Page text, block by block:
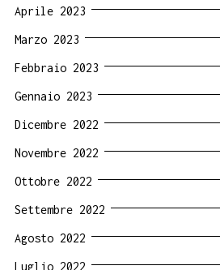
Aprile 2023
Marzo 2023
Febbraio 2023
Gennaio 2023
Dicembre 2022
Novembre 2022
Ottobre 2022
Settembre 2022
Agosto 2022
Luglio 2022